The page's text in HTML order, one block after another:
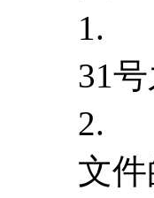
1.
31
2.
文